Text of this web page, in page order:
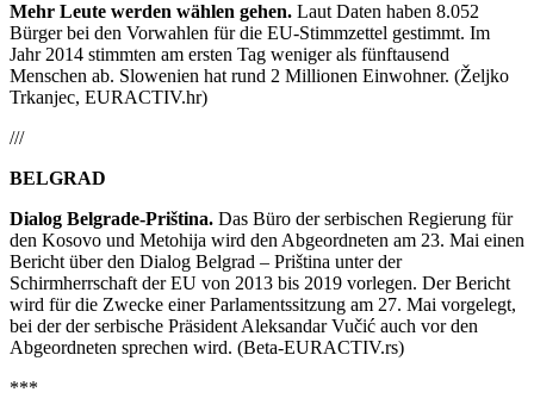
Mehr Leute werden wählen gehen. Laut Daten haben 8.052
Bürger bei den Vorwahlen für die EU-Stimmzettel gestimmt. Im
Jahr 2014 stimmten am ersten Tag weniger als fünftausend
Menschen ab. Slowenien hat rund 2 Millionen Einwohner. (Željko
Trkanjec, EURACTIV.hr)
///
BELGRAD
Dialog Belgrade-Priština. Das Büro der serbischen Regierung für
den Kosovo und Metohija wird den Abgeordneten am 23. Mai einen
Bericht über den Dialog Belgrad – Priština unter der
Schirmherrschaft der EU von 2013 bis 2019 vorlegen. Der Bericht
wird für die Zwecke einer Parlamentssitzung am 27. Mai vorgelegt,
bei der der serbische Präsident Aleksandar Vučić auch vor den
Abgeordneten sprechen wird. (Beta-EURACTIV.rs)
***